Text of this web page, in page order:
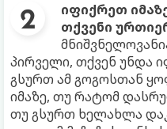
იფიქრეთ
თქვენი
პირველი, თქვენ უნდა
გსურთ ამ გოგოსთან
იმაზე, თუ რატომ
თუ გსურთ ხელახლა